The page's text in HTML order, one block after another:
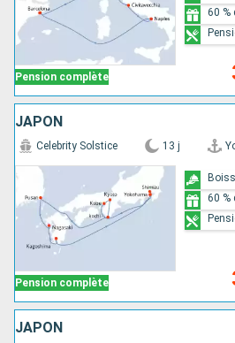
Pension complète
60 %
JAPON
Pension complète
Celebrity Solstice 13 j
60 %
JAPON